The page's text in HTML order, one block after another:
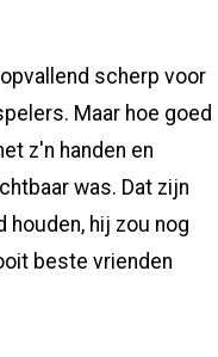
scherp voor
Maar hoe goed
z'n handen en
was. Dat zijn
houden, hij zou nog
beste vrienden